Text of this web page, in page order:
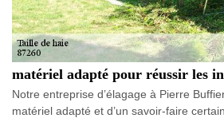
matériel adapté pour réussir les
Notre entreprise d’élagage à Pierre
matériel adapté et d’un savoir-faire